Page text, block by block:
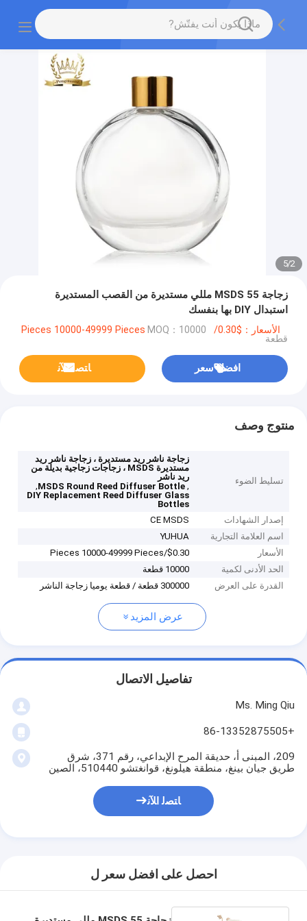
2
/
5
زجاجة MSDS 55 مللي مستديرة من القصب المستديرة
استبدال DIY بها بنفسك
الأسعار：$0.30/Pieces 10000-49999 Pieces MOQ：10000
قطعة
افضل سعر ﺎﺘﺼﻟ ﺍﻶﻧ
منتوج وصف
تسليط الضوء
زجاجة ناشر ريد مستديرة ، زجاجة ناشر ريد
مستديرة MSDS ، زجاجات زجاجية بديلة من
ريد ناشر
,
MSDS Round Reed Diffuser Bottle
,
DIY Replacement Reed Diffuser Glass
Bottles
إصدار الشهادات
CE MSDS
اسم العلامة التجارية
YUHUA
الأسعار
$0.30/Pieces 10000-49999 Pieces
الحد الأدنى لكمية
10000 قطعة
القدرة على العرض
300000 قطعة / قطعة يوميا زجاجة الناشر
عرض المزيد
تفاصيل الاتصال
Ms. Ming Qiu
+86-13352875505
209، المبنى أ، حديقة المرح الإبداعي، رقم 371، شرق
طريق جيان بينغ، منطقة هيلونغ، قوانغتشو 510440، الصين
ﺎﺘﺼﻟ ﺍﻶﻧ
احصل على افضل سعر ل